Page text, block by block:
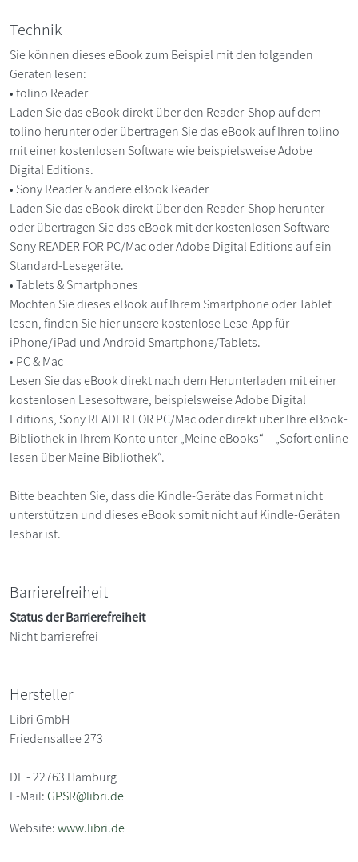
Technik
Sie können dieses eBook zum Beispiel mit den folgenden
Geräten lesen:
• tolino Reader
Laden Sie das eBook direkt über den Reader-Shop auf dem
tolino herunter oder übertragen Sie das eBook auf Ihren tolino
mit einer kostenlosen Software wie beispielsweise Adobe
Digital Editions.
• Sony Reader & andere eBook Reader
Laden Sie das eBook direkt über den Reader-Shop herunter
oder übertragen Sie das eBook mit der kostenlosen Software
Sony READER FOR PC/Mac oder Adobe Digital Editions auf ein
Standard-Lesegeräte.
• Tablets & Smartphones
Möchten Sie dieses eBook auf Ihrem Smartphone oder Tablet
lesen, finden Sie hier unsere kostenlose Lese-App für
iPhone/iPad und Android Smartphone/Tablets.
• PC & Mac
Lesen Sie das eBook direkt nach dem Herunterladen mit einer
kostenlosen Lesesoftware, beispielsweise Adobe Digital
Editions, Sony READER FOR PC/Mac oder direkt über Ihre eBook-
Bibliothek in Ihrem Konto unter „Meine eBooks“ - „Sofort online
lesen über Meine Bibliothek“.
Bitte beachten Sie, dass die Kindle-Geräte das Format nicht
unterstützen und dieses eBook somit nicht auf Kindle-Geräten
lesbar ist.
Barrierefreiheit
Status der Barrierefreiheit
Nicht barrierefrei
Hersteller
Libri GmbH
Friedensallee 273
DE - 22763 Hamburg
E-Mail:GPSR@libri.de
Website:www.libri.de